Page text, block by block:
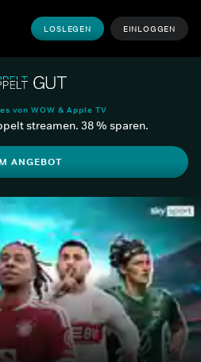
LOSLEGEN EINLOGGEN
von WOW & Apple TV
streamen. 38 % sparen.
ANGEBOT